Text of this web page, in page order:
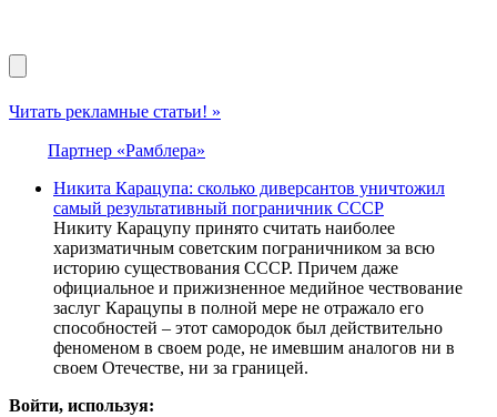
Читать рекламные статьи! »
Партнер «Рамблера»
Никита Карацупа: сколько диверсантов уничтожил
самый результативный пограничник СССР
Никиту Карацупу принято считать наиболее
харизматичным советским пограничником за всю
историю существования СССР. Причем даже
официальное и прижизненное медийное чествование
заслуг Карацупы в полной мере не отражало его
способностей – этот самородок был действительно
феноменом в своем роде, не имевшим аналогов ни в
своем Отечестве, ни за границей.
Войти, используя: